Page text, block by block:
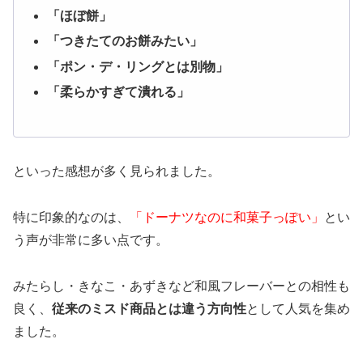
「ほぼ餅」
「つきたてのお餅みたい」
「ポン・デ・リングとは別物」
「柔らかすぎて潰れる」
といった感想が多く見られました。
特に印象的なのは、 「ドーナツなのに和菓子っぽい」
とい
う声が非常に多い点です。
みたらし・きなこ・あずきなど和風フレーバーとの相性も
良く、 従来のミスド商品とは違う方向性として人気を集め
ました。